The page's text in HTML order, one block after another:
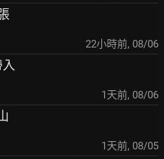
22小時前, 08/06
1天前, 08/06
1天前, 08/05